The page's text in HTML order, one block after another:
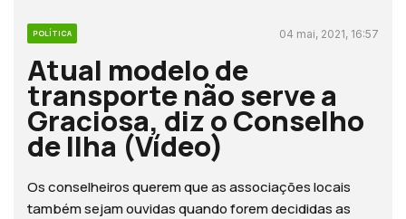
POLÍTICA 04 mai, 2021, 16:57
Atual modelo de
transporte não serve a
Graciosa, diz o Conselho
de Ilha (Vídeo)
Os conselheiros querem que as associações locais
também sejam ouvidas quando forem decididas as